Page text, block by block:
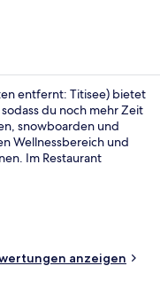
entfernt: Titisee) bietet
du noch mehr Zeit
snowboarden und
Wellnessbereich und
Im Restaurant
Terrasse gehören
Skiraum, einem
anzeigen